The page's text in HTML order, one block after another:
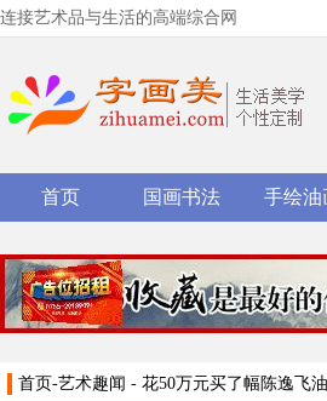
连接艺术品与生活的高端综合网
首页 国画书法 手绘油
首页-艺术趣闻 - 花50万元买了幅陈逸飞